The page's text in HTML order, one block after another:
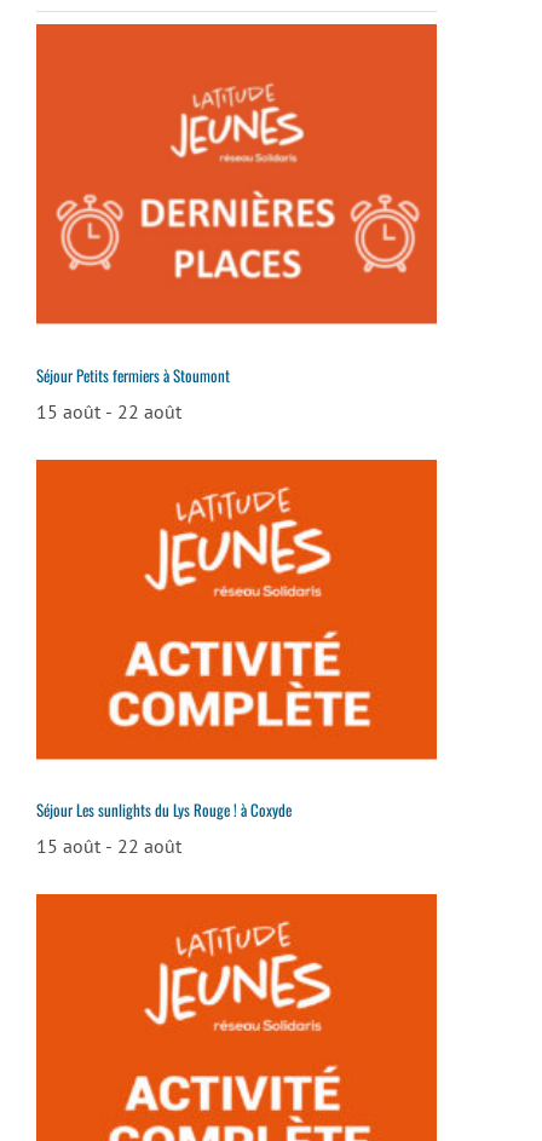
Séjour Petits fermiers à Stoumont
15 août - 22 août
Séjour Les sunlights du Lys Rouge ! à Coxyde
15 août - 22 août